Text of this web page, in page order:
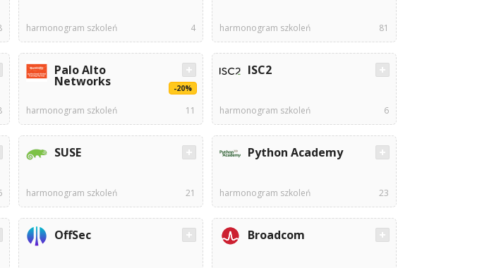
harmonogram szkoleń 4 harmonogram szkoleń 81
Palo Alto
Networks -20%
harmonogram szkoleń 11
ISC2
harmonogram szkoleń 6
SUSE
harmonogram szkoleń 21
Python Academy
harmonogram szkoleń 23
OffSec Broadcom